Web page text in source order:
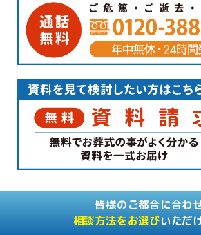
皆様のご都合に合わ
相談方法をお選びいただ